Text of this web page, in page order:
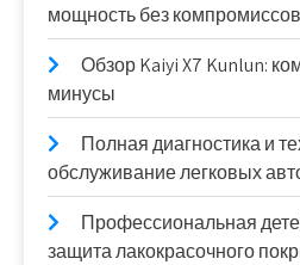
мощность без компромиссов
Обзор Kaiyi X7 Kunlun:
минусы
Полная диагностика и
обслуживание легковых
Профессиональная
защита лакокрасочного